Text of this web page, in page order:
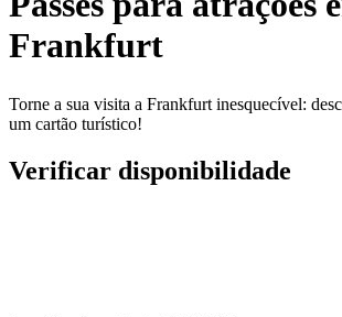
Frankfurt
Torne a sua visita a Frankfurt inesquecível:
um cartão turístico!
Verificar disponibilidade